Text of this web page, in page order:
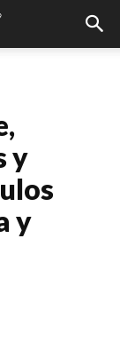
y
y